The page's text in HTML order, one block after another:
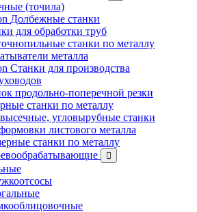
(точила)
Долбежные станки
для обработки труб
станки по металлу
металла
Станки для производства
продольно-поперечной резки
станки по металлу
угловырубные станки
листового металла
станки по металлу